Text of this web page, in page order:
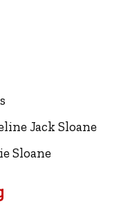
Jack Sloane
Sloane